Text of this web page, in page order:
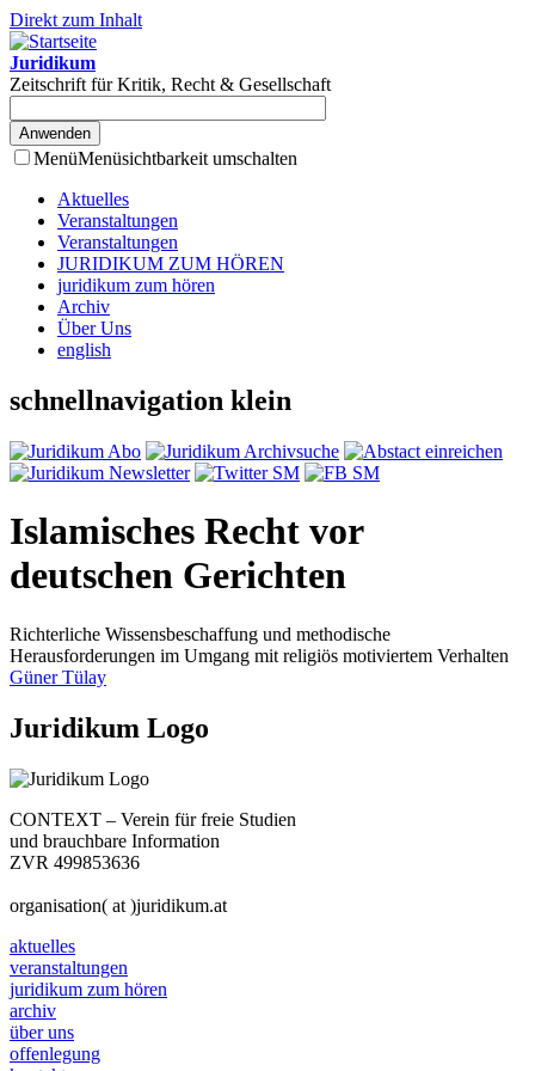
Direkt zum Inhalt
Juridikum
Zeitschrift für Kritik, Recht & Gesellschaft
MenüMenüsichtbarkeit umschalten
Aktuelles
Veranstaltungen
Veranstaltungen
JURIDIKUM ZUM HÖREN
juridikum zum hören
Archiv
Über Uns
english
schnellnavigation klein
Islamisches Recht vor
deutschen Gerichten
Richterliche Wissensbeschaffung und methodische
Herausforderungen im Umgang mit religiös motiviertem Verhalten
Güner Tülay
Juridikum Logo
CONTEXT – Verein für freie Studien
und brauchbare Information
ZVR 499853636
organisation( at )juridikum.at
aktuelles
veranstaltungen
juridikum zum hören
archiv
über uns
offenlegung